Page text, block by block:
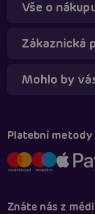
Vše o
Zákaznická
Mohlo by
Platební metody
Znáte nás z
Táňa -